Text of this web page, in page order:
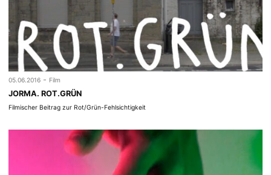
05.06.2016 - Film
JORMA. ROT.GRÜN
Filmischer Beitrag zur Rot/Grün-Fehlsichtigkeit